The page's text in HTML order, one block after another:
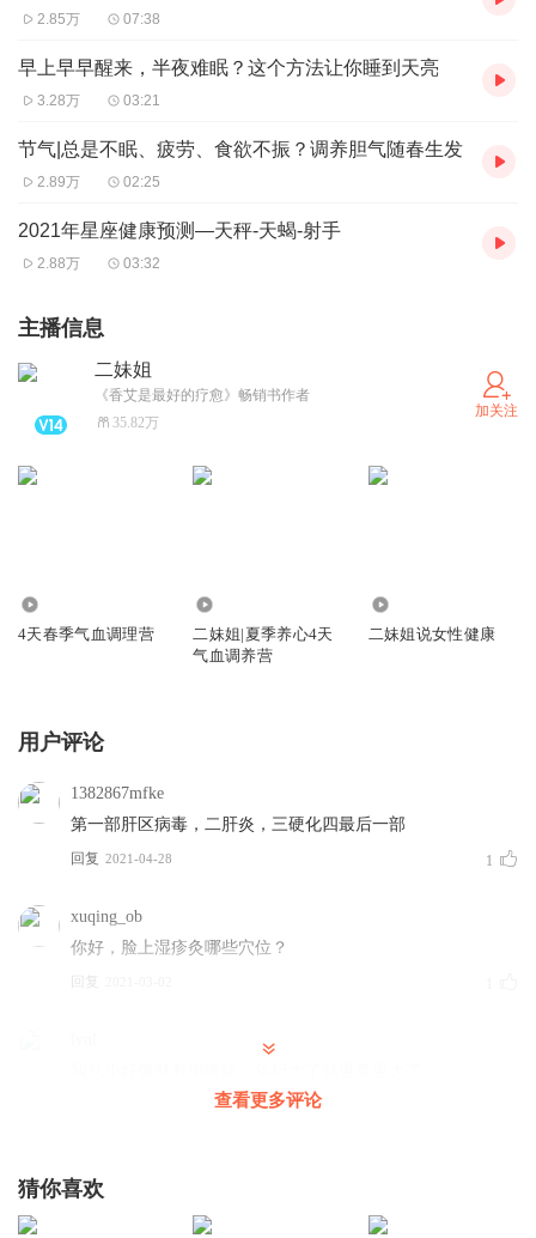
2.85万 07:38
早上早早醒来，半夜难眠？这个方法让你睡到天亮
3.28万 03:21
节气|总是不眠、疲劳、食欲不振？调养胆气随春生发
2.89万 02:25
2021年星座健康预测—天秤-天蝎-射手
2.88万 03:32
主播信息
二妹姐
《香艾是最好的疗愈》畅销书作者
35.82万
加关注
4天春季气血调理营
二妹姐|夏季养心4天
气血调养营
二妹姐说女性健康
用户评论
1382867mfke
第一部肝区病毒，二肝炎，三硬化四最后一部
回复 2021-04-28 1
xuqing_ob
你好，脸上湿疹灸哪些穴位？
回复
从小就有蜘蛛痣，那时比较小，现在越长越多，个头也比较
查看更多评论
猜你喜欢